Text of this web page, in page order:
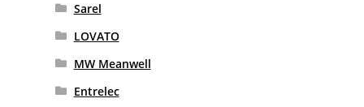
Sarel
LOVATO
MW Meanwell
Entrelec